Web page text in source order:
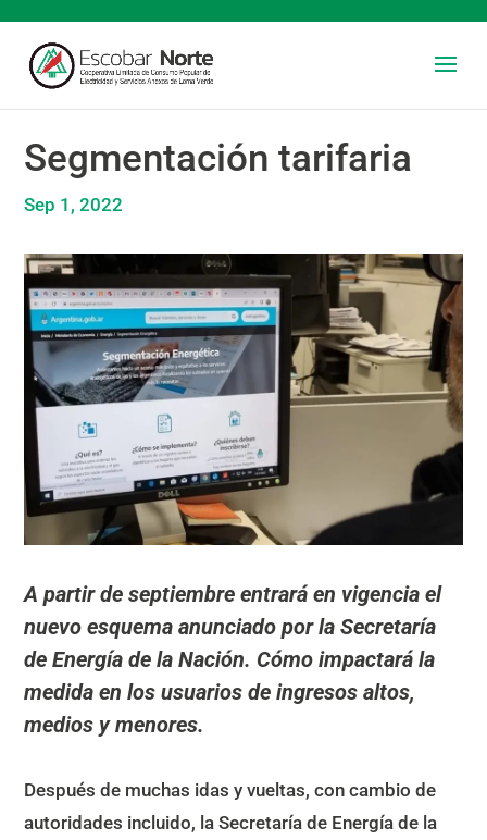
Segmentación tarifaria
Sep 1, 2022
A partir de septiembre entrará en vigencia el
nuevo esquema anunciado por la Secretaría
de Energía de la Nación. Cómo impactará la
medida en los usuarios de ingresos altos,
medios y menores.
Después de muchas idas y vueltas, con cambio de
autoridades incluido, la Secretaría de Energía de la